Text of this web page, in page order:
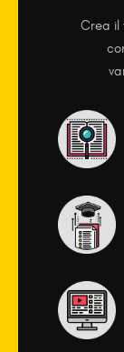
Crea il